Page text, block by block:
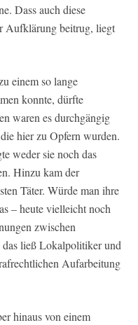
Dass auch diese
Aufklärung beitrug, liegt
einem so lange
konnte, dürfte
waren es durchgängig
hier zu Opfern wurden.
weder sie noch das
Hinzu kam der
Täter. Würde man ihre
– heute vielleicht noch
zwischen
ließ Lokalpolitiker und
Aufarbeitung
hinaus von einem